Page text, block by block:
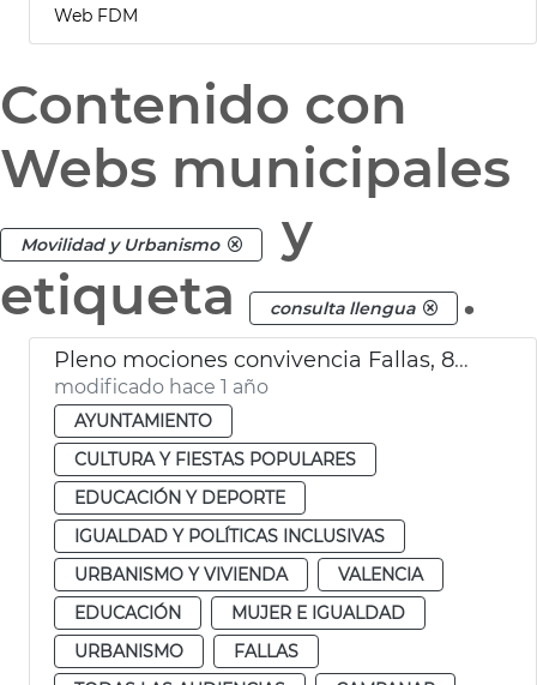
Web FDM
Contenido con
Webs municipales
Movilidad y Urbanismo
y
etiqueta
consulta llengua .
Pleno mociones convivencia Fallas, 8M y consulta lengua
modificado hace 1 año
AYUNTAMIENTO
CULTURA Y FIESTAS POPULARES
EDUCACIÓN Y DEPORTE
IGUALDAD Y POLÍTICAS INCLUSIVAS
URBANISMO Y VIVIENDA
VALENCIA
EDUCACIÓN
MUJER E IGUALDAD
URBANISMO
FALLAS